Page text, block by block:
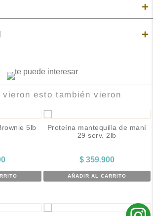
vieron esto también vieron
5lb
Proteína mantequilla de maní
29 serv. 2lb
$359.900
AÑADIR AL CARRITO